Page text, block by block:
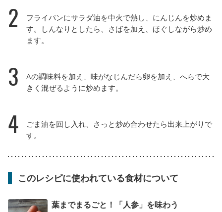
2
フライパンにサラダ油を中火で熱し、にんじんを炒めま
す。しんなりとしたら、さばを加え、ほぐしながら炒め
ます。
3
Aの調味料を加え、味がなじんだら卵を加え、へらで大
きく混ぜるように炒めます。
4
ごま油を回し入れ、さっと炒め合わせたら出来上がりで
す。
このレシピに使われている食材について
葉までまるごと！「人参」を味わう